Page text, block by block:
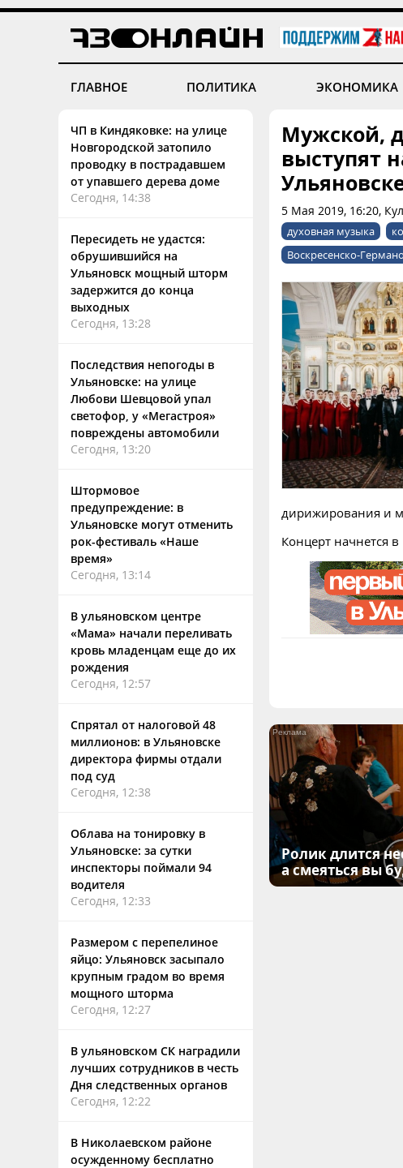
ГЛАВНОЕ ПОЛИТИКА ЭКОНОМИКА
ЧП в Киндяковке: на улице
Новгородской затопило
проводку в пострадавшем
от упавшего дерева доме
Сегодня, 14:38
Пересидеть не удастся:
обрушившийся на
Ульяновск мощный шторм
задержится до конца
выходных
Сегодня, 13:28
Последствия непогоды в
Ульяновске: на улице
Любови Шевцовой упал
светофор, у «Мегастроя»
повреждены автомобили
Сегодня, 13:20
Штормовое
предупреждение: в
Ульяновске могут отменить
рок-фестиваль «Наше
время»
Сегодня, 13:14
В ульяновском центре
«Мама» начали переливать
кровь младенцам еще до их
рождения
Сегодня, 12:57
Спрятал от налоговой 48
миллионов: в Ульяновске
директора фирмы отдали
под суд
Сегодня, 12:38
Облава на тонировку в
Ульяновске: за сутки
инспекторы поймали 94
водителя
Сегодня, 12:33
Размером с перепелиное
яйцо: Ульяновск засыпало
крупным градом во время
мощного шторма
Сегодня, 12:27
В ульяновском СК наградили
лучших сотрудников в честь
Дня следственных органов
Сегодня, 12:22
В Николаевском районе
осужденному бесплатно
Мужской,
выступят
5 Мая 2019, 16:20,
духовная музыка
Воскресенско-
дирижирования и
Концерт начнется
Ролик длится
а смеяться вы